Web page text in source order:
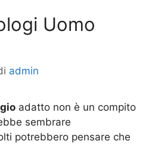
Uomo
admin
adatto non è un compito
sembrare
potrebbero pensare che